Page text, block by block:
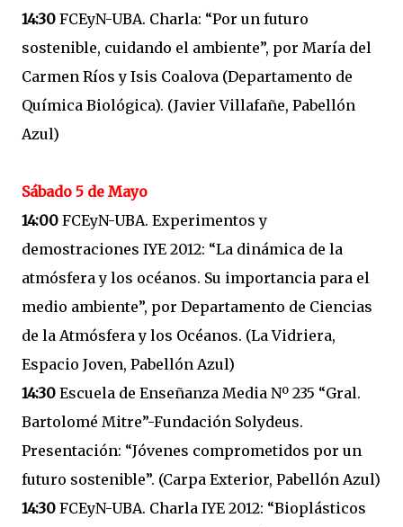
14:30 FCEyN-UBA. Charla: “Por un futuro
sostenible, cuidando el ambiente”, por María del
Carmen Ríos y Isis Coalova (Departamento de
Química Biológica). (Javier Villafañe, Pabellón
Azul)
Sábado 5 de Mayo
14:00 FCEyN-UBA. Experimentos y
demostraciones IYE 2012: “La dinámica de la
atmósfera y los océanos. Su importancia para el
medio ambiente”, por Departamento de Ciencias
de la Atmósfera y los Océanos. (La Vidriera,
Espacio Joven, Pabellón Azul)
14:30 Escuela de Enseñanza Media Nº 235 “Gral.
Bartolomé Mitre”-Fundación Solydeus.
Presentación: “Jóvenes comprometidos por un
futuro sostenible”. (Carpa Exterior, Pabellón Azul)
14:30 FCEyN-UBA. Charla IYE 2012: “Bioplásticos